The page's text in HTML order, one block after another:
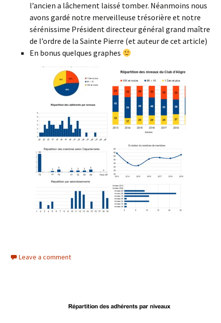
l’ancien a lâchement laissé tomber. Néanmoins nous
avons gardé notre merveilleuse trésorière et notre
sérénissime Président directeur général grand maître
de l’ordre de la Sainte Pierre (et auteur de cet article)
En bonus quelques graphes
Leave a comment